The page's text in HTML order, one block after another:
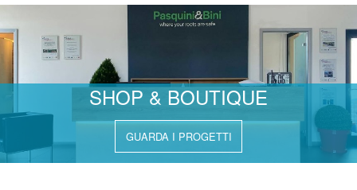
SHOP & BOUTIQUE
GUARDA I PROGETTI